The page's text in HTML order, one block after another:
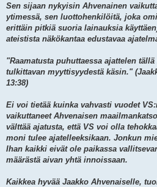
Sen sijaan nykyisin Ahvenainen
ytimessä, sen luottohenkilöitä, joka
erittäin pitkiä suoria lainauksia
ateistista näkökantaa edustavaa
"Raamatusta puhuttaessa ajattelen
tulkittavan myyttisyydestä käsin."
13:38)
Ei voi tietää kuinka vahvasti vuodet
vaikuttaneet Ahvenaisen
välttää ajatusta, että VS voi olla
moni tulee ajatelleeksikaan. Jonkun
Ihan kaikki eivät ole paikassa
määrästä aivan yhtä innoissaan.
Kaikkea hyvää Jaakko Ahvenaiselle,